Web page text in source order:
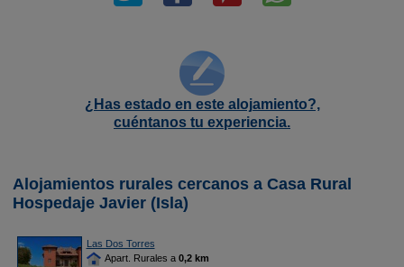
¿Has estado en este alojamiento?,
cuéntanos tu experiencia.
Alojamientos rurales cercanos a Casa Rural
Hospedaje Javier (Isla)
Las Dos Torres
Apart. Rurales a 0,2 km